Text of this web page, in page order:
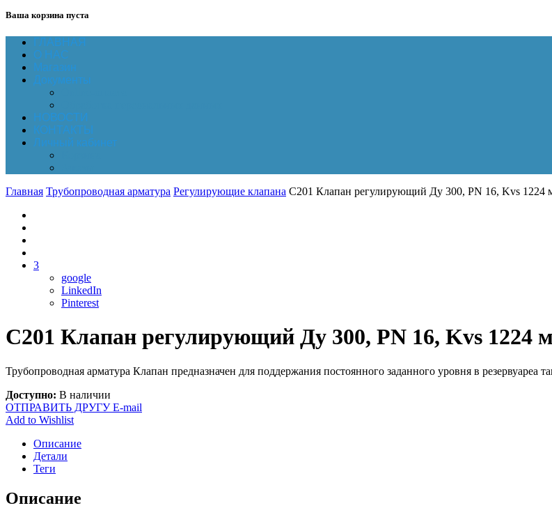
Ваша корзина пуста
ГЛАВНАЯ
О НАС
Магазин
Документы
НОВОСТИ
КОНТАКТЫ
Личный кабинет
Главная Трубопроводная арматура Регулирующие клапана C201 Клапан регулирующий Ду 300, PN 16, Kvs 1224
3
google
LinkedIn
Pinterest
C201 Клапан регулирующий Ду 300, PN 16, Kvs 1224
Трубопроводная арматура Клапан предназначен для поддержания постоянного заданного уровня в резервуареа
Доступно: В наличии
ОТПРАВИТЬ ДРУГУ E-mail
Add to Wishlist
Описание
Детали
Теги
Описание